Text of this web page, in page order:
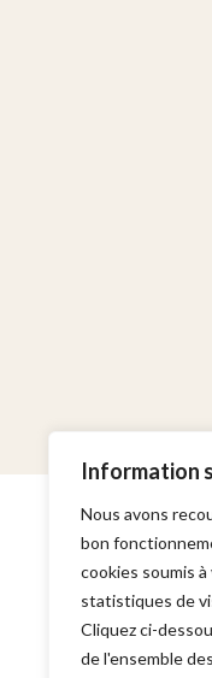
Information
Nous avons
bon
cookies soumis
statistiques de
Cliquez ci-
de l'ensemble